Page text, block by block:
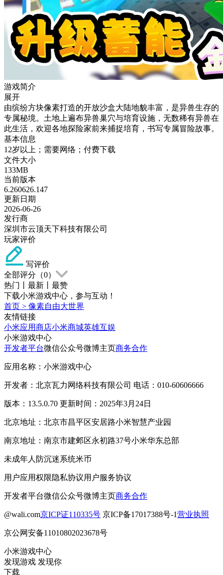
游戏简介
展开
由缤纷方块像素打造的开放沙盒大陆地貌丰富，是异兽生存的
专属秘境。土地上遍布异兽巢穴与培育设施，无数稀有异兽在
此生活，欢迎各地探险家前来捕捉培育，书写专属冒险故事。
基本信息
12岁以上；需要网络；付费下载
文件大小
133MB
当前版本
6.260626.147
更新日期
2026-06-26
发行商
深圳市云顶天下科技有限公司
玩家评价
写评价
全部评分（0）
热门
最新
最赞
下载小米游戏中心，参与互动！
首页 > 像素自由大世界
友情链接
小米应用商店小米商城英雄互娱
小米游戏中心
开发者平台微信公众号微博主页商务合作
应用名称：小米游戏中心
开发者：北京瓦力网络科技有限公司 电话：010-60606666
版本：13.5.0.70 更新时间：2025年3月24日
北京地址：北京市昌平区安居路小米智慧产业园
南京地址：南京市建邺区永初路37号小米华东总部
未成年人防沉迷系统米币
用户应用权限隐私协议用户服务协议
开发者平台微信公众号微博主页商务合作
@wali.com京ICP证110335号 京ICP备17017388号-1营业执照
京公网安备11010802023678号
小米游戏中心
发现游戏 发现你
下载